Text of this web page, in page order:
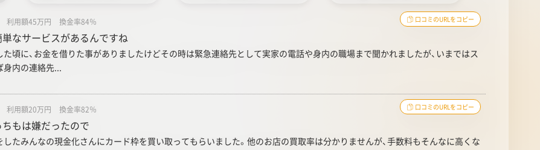
口コミのURLをコピー
利用額45万円 換金率84％
なサービスがあるんですね
頃に、お金を借りた事がありましたけどその時は緊急連絡先として実家の電話や身内の職場まで聞かれましたが、いまではス
内の連絡先...
口コミのURLをコピー
利用額20万円 換金率82％
もは嫌だったので
したみんなの現金化さんにカード枠を買い取ってもらいました。他のお店の買取率は分かりませんが、手数料もそんなに高くな